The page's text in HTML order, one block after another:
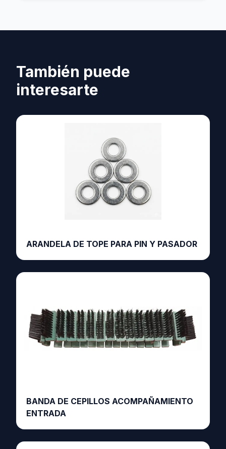
También puede
interesarte
ARANDELA DE TOPE PARA PIN Y PASADOR
BANDA DE CEPILLOS ACOMPAÑAMIENTO
ENTRADA